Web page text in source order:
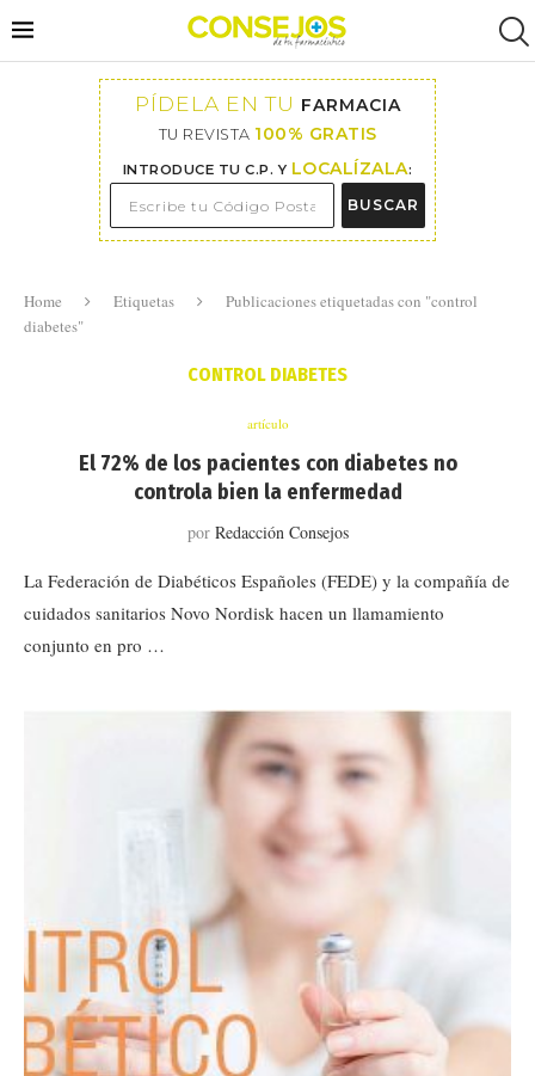
PÍDELA EN TU FARMACIA
TU REVISTA 100% GRATIS
INTRODUCE TU C.P. Y LOCALÍZALA:
BUSCAR
Home Etiquetas
Publicaciones etiquetadas con "control
diabetes"
CONTROL DIABETES
artículo
El 72% de los pacientes con diabetes no
controla bien la enfermedad
por Redacción Consejos
La Federación de Diabéticos Españoles (FEDE) y la compañía de
cuidados sanitarios Novo Nordisk hacen un llamamiento
conjunto en pro …